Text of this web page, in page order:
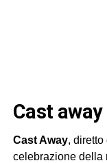
cast
Cast Away, diretto
celebrazione della